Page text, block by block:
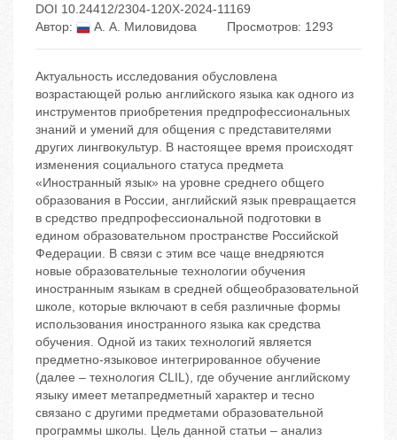
DOI 10.24412/2304-120X-2024-11169
Автор:
А. А. Миловидова Просмотров: 1293
Актуальность исследования обусловлена
возрастающей ролью английского языка как одного из
инструментов приобретения предпрофессиональных
знаний и умений для общения с представителями
других лингвокультур. В настоящее время происходят
изменения социального статуса предмета
«Иностранный язык» на уровне среднего общего
образования в России, английский язык превращается
в средство предпрофессиональной подготовки в
едином образовательном пространстве Российской
Федерации. В связи с этим все чаще внедряются
новые образовательные технологии обучения
иностранным языкам в средней общеобразовательной
школе, которые включают в себя различные формы
использования иностранного языка как средства
обучения. Одной из таких технологий является
предметно-языковое интегрированное обучение
(далее – технология CLIL), где обучение английскому
языку имеет метапредметный характер и тесно
связано с другими предметами образовательной
программы школы. Цель данной статьи – анализ